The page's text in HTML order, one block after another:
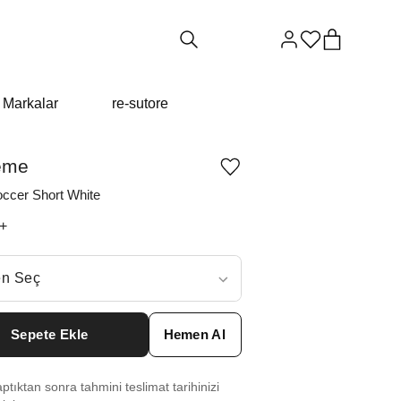
Markalar re-sutore
Short White
Ürünü
çıkar
Seç
₺33529
₺33529
Sepete Ekle Hemen Al
sonra tahmini teslimat tarihinizi